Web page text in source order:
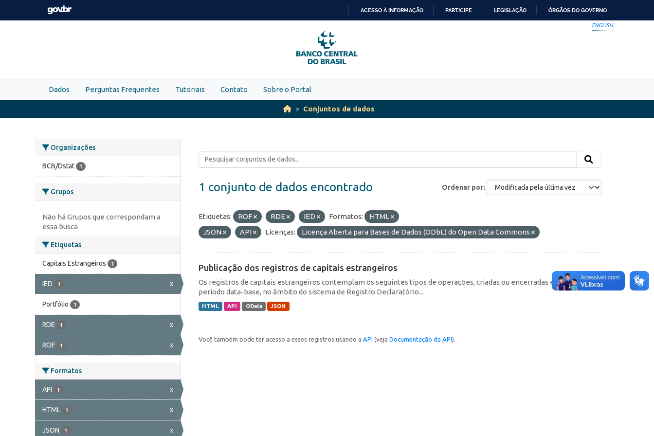
Skip to main content
PARA
O
CONTEÚDO
ACESSO À INFORMAÇÃO PARTICIPE LEGISLAÇÃO ÓRGÃOS DO GOVERNO
ENGLISH
Dados Perguntas Frequentes Tutoriais Contato Sobre o Portal
Conjuntos de dados
Organizações
BCB/Dstat 1
Grupos
Não há Grupos que correspondam a
essa busca
Etiquetas
Capitais Estrangeiros 1
IED 1 x
Portfólio 1
RDE 1 x
ROF 1 x
Formatos
API 1 x
HTML 1 x
JSON 1 x
Ordenar por
1 conjunto de dados encontrado
Etiquetas: ROF RDE IED Formatos:
HTML
JSON
API Licenças: Licença Aberta para Bases de Dados (ODbL) do Open Data Commons
Publicação dos registros de capitais estrangeiros
Os registros de capitais estrangeiros contemplam os seguintes tipos de operações, criadas ou encerradas em cada
período data-base, no âmbito do sistema de Registro Declaratório...
HTML API OData JSON
Você também pode ter acesso a esses registros usando a API (veja Documentação da API).